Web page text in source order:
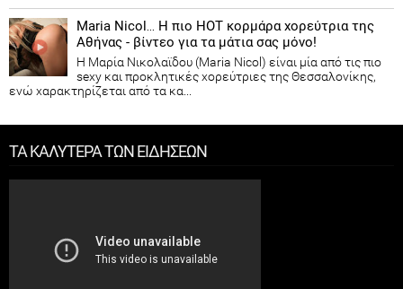
Maria Nicol… Η πιο HOT κορμάρα χορεύτρια της
Αθήνας - βίντεο για τα μάτια σας μόνο!
Η Μαρία Νικολαϊδου (Maria Nicol) είναι μία από τις πιο
sexy και προκλητικές χορεύτριες της Θεσσαλονίκης,
ενώ χαρακτηρίζεται από τα κα...
ΤΑ ΚΑΛΥΤΕΡΑ ΤΩΝ ΕΙΔΗΣΕΩΝ